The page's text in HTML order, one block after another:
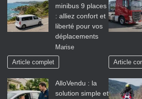
minibus 9 places
: alliez confort et
liberté pour vos
déplacements
Marise
Article complet Article
AlloVendu : la
solution simple et